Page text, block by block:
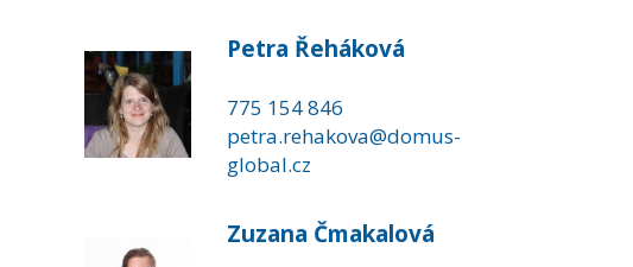
Petra Řeháková
775 154 846
petra.rehakova@domus-
global.cz
Zuzana Čmakalová